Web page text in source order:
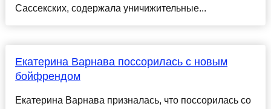
Сассекских, содержала уничижительные...
Екатерина Варнава поссорилась с новым
бойфрендом
Екатерина Варнава призналась, что поссорилась со